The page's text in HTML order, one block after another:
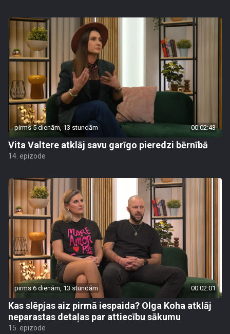
pirms 5 dienām, 13 stundām 00:02:43
Vita Valtere atklāj savu garīgo pieredzi bērnībā
14. epizode
pirms 6 dienām, 13 stundām 00:02:01
Kas slēpjas aiz pirmā iespaida? Olga Koha atklāj
neparastas detaļas par attiecību sākumu
15. epizode